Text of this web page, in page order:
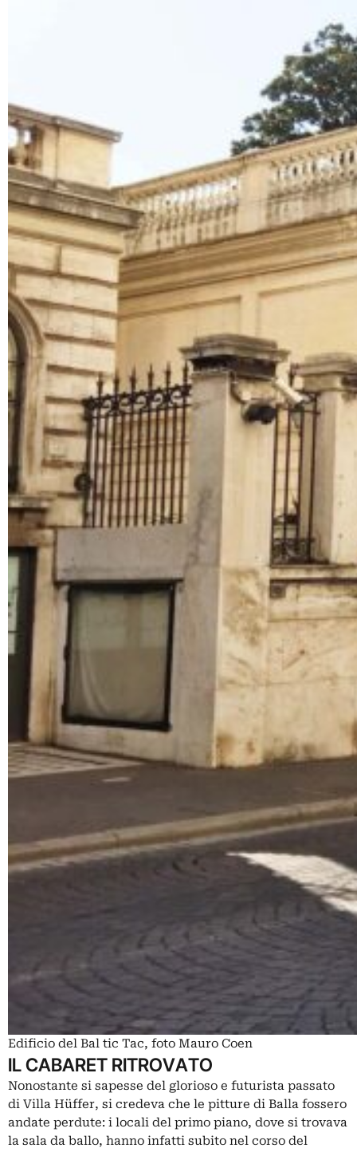
Edificio del Bal tic Tac, foto Mauro Coen
IL CABARET RITROVATO
Nonostante si sapesse del glorioso e futurista passato
di Villa Hüffer, si credeva che le pitture di Balla fossero
andate perdute: i locali del primo piano, dove si trovava
la sala da ballo, hanno infatti subito nel corso del